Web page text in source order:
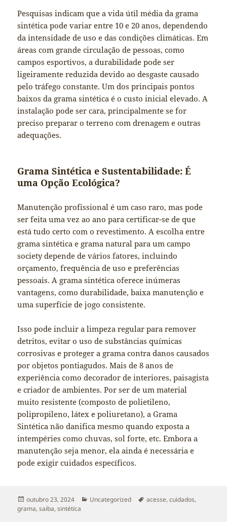
Pesquisas indicam que a vida útil média da grama
sintética pode variar entre 10 e 20 anos, dependendo
da intensidade de uso e das condições climáticas. Em
áreas com grande circulação de pessoas, como
campos esportivos, a durabilidade pode ser
ligeiramente reduzida devido ao desgaste causado
pelo tráfego constante. Um dos principais pontos
baixos da grama sintética é o custo inicial elevado. A
instalação pode ser cara, principalmente se for
preciso preparar o terreno com drenagem e outras
adequações.
Grama Sintética e Sustentabilidade: É
uma Opção Ecológica?
Manutenção profissional é um caso raro, mas pode
ser feita uma vez ao ano para certificar-se de que
está tudo certo com o revestimento. A escolha entre
grama sintética e grama natural para um campo
society depende de vários fatores, incluindo
orçamento, frequência de uso e preferências
pessoais. A grama sintética oferece inúmeras
vantagens, como durabilidade, baixa manutenção e
uma superfície de jogo consistente.
Isso pode incluir a limpeza regular para remover
detritos, evitar o uso de substâncias químicas
corrosivas e proteger a grama contra danos causados
por objetos pontiagudos. Mais de 8 anos de
experiência como decorador de interiores, paisagista
e criador de ambientes. Por ser de um material
muito resistente (composto de polietileno,
polipropileno, látex e poliuretano), a Grama
Sintética não danifica mesmo quando exposta a
intempéries como chuvas, sol forte, etc. Embora a
manutenção seja menor, ela ainda é necessária e
pode exigir cuidados específicos.
Publicado
em
outubro 23, 2024 Categorias
Uncategorized Tags
acesse,cuidados,
grama,saiba,sintética